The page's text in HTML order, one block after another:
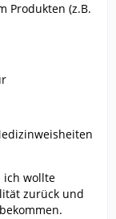
Produkten (z.B.
ich wollte
zurück und